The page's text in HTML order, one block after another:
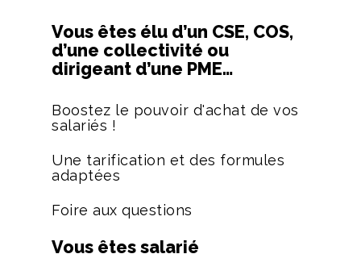
Vous êtes élu d’un CSE, COS,
d’une collectivité ou
dirigeant d’une PME…
Boostez le pouvoir d'achat de vos
salariés !
Une tarification et des formules
adaptées
Foire aux questions
Vous êtes salarié